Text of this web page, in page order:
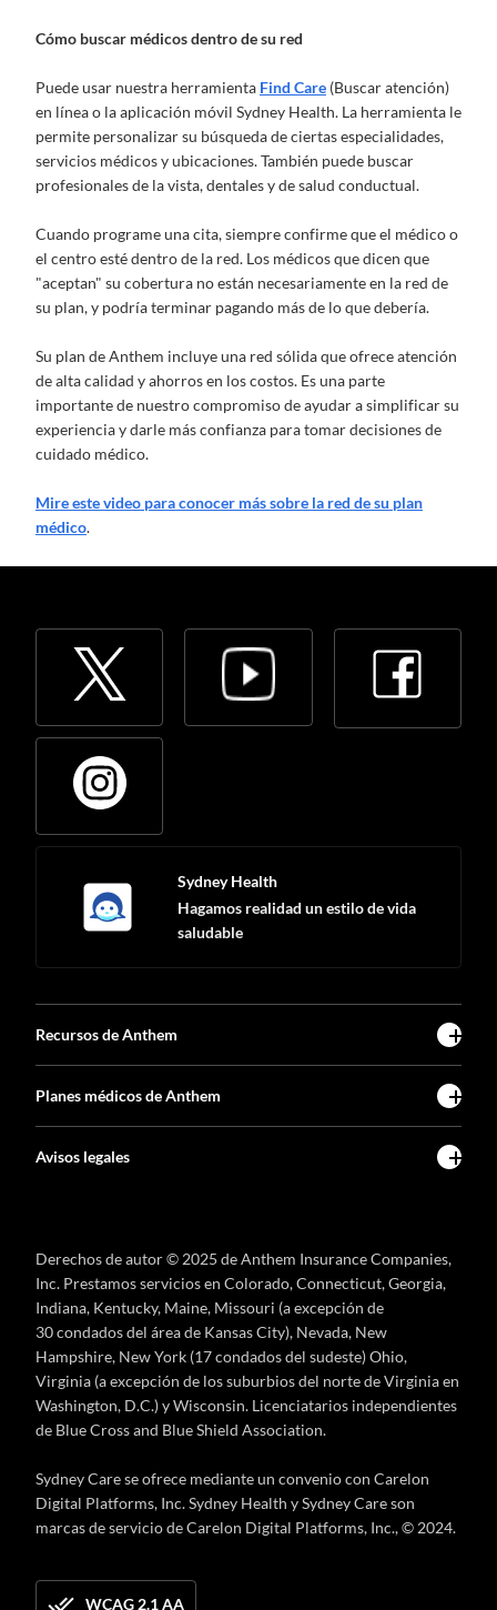
Cómo buscar médicos dentro de su red
Puede usar nuestra herramienta Find Care (Buscar atención)
en línea o la aplicación móvil Sydney Health. La herramienta le
permite personalizar su búsqueda de ciertas especialidades,
servicios médicos y ubicaciones. También puede buscar
profesionales de la vista, dentales y de salud conductual.
Cuando programe una cita, siempre confirme que el médico o
el centro esté dentro de la red. Los médicos que dicen que
"aceptan" su cobertura no están necesariamente en la red de
su plan, y podría terminar pagando más de lo que debería.
Su plan de Anthem incluye una red sólida que ofrece atención
de alta calidad y ahorros en los costos. Es una parte
importante de nuestro compromiso de ayudar a simplificar su
experiencia y darle más confianza para tomar decisiones de
cuidado médico.
Mire este video para conocer más sobre la red de su plan
médico.
Sydney Health
Hagamos realidad un estilo de vida
saludable
Recursos de Anthem
Planes médicos de Anthem
Avisos legales
Derechos de autor © 2025 de Anthem Insurance Companies,
Inc. Prestamos servicios en Colorado, Connecticut, Georgia,
Indiana, Kentucky, Maine, Missouri (a excepción de
30 condados del área de Kansas City), Nevada, New
Hampshire, New York (17 condados del sudeste) Ohio,
Virginia (a excepción de los suburbios del norte de Virginia en
Washington, D.C.) y Wisconsin. Licenciatarios independientes
de Blue Cross and Blue Shield Association.
Sydney Care se ofrece mediante un convenio con Carelon
Digital Platforms, Inc. Sydney Health y Sydney Care son
marcas de servicio de Carelon Digital Platforms, Inc., © 2024.
WCAG 2.1 AA